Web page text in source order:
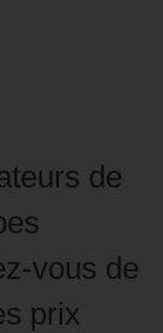
de
vous de
prix